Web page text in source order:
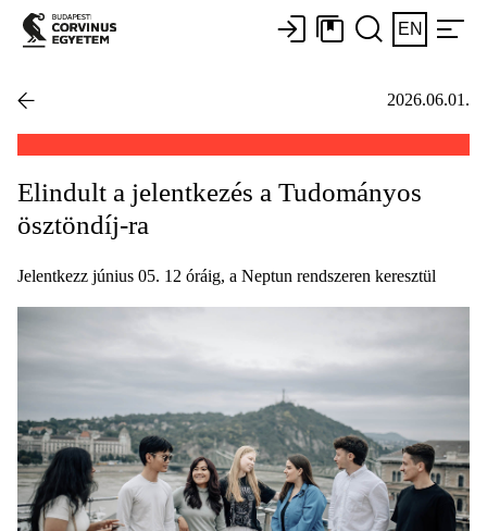
EN
2026.06.01.
Elindult a jelentkezés a Tudományos
ösztöndíj-ra
Jelentkezz június 05. 12 óráig, a Neptun rendszeren keresztül